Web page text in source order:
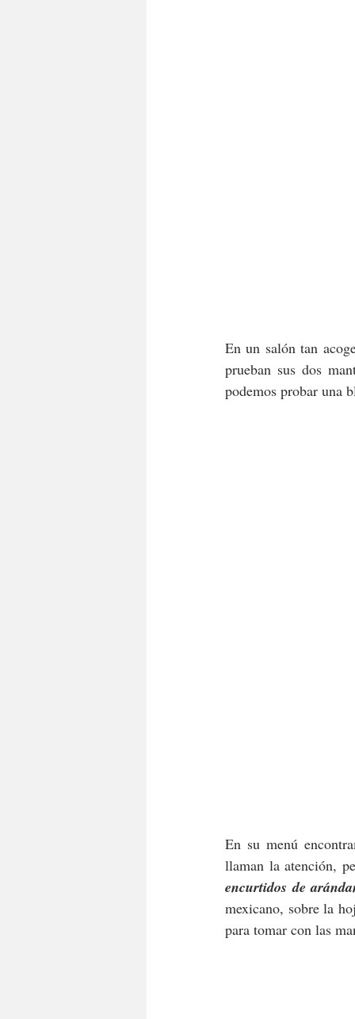
En un salón tan
prueban sus dos
podemos probar una
En su menú
llaman la atención,
encurtidos de
mexicano, sobre la
para tomar con las